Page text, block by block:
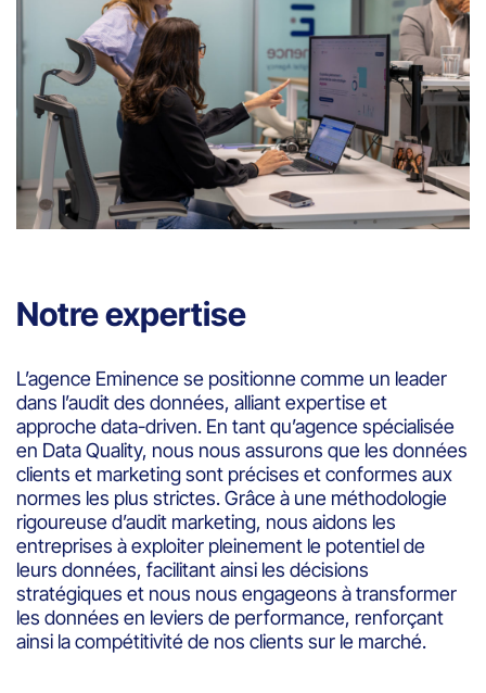
Notre expertise
L’agence Eminence se positionne comme un leader
dans l’audit des données, alliant expertise et
approche data-driven. En tant qu’agence spécialisée
en Data Quality, nous nous assurons que les données
clients et marketing sont précises et conformes aux
normes les plus strictes. Grâce à une méthodologie
rigoureuse d’audit marketing, nous aidons les
entreprises à exploiter pleinement le potentiel de
leurs données, facilitant ainsi les décisions
stratégiques et nous nous engageons à transformer
les données en leviers de performance, renforçant
ainsi la compétitivité de nos clients sur le marché.